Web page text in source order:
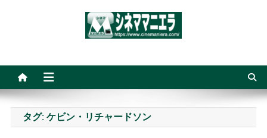
タグ: ケビン・リチャードソン